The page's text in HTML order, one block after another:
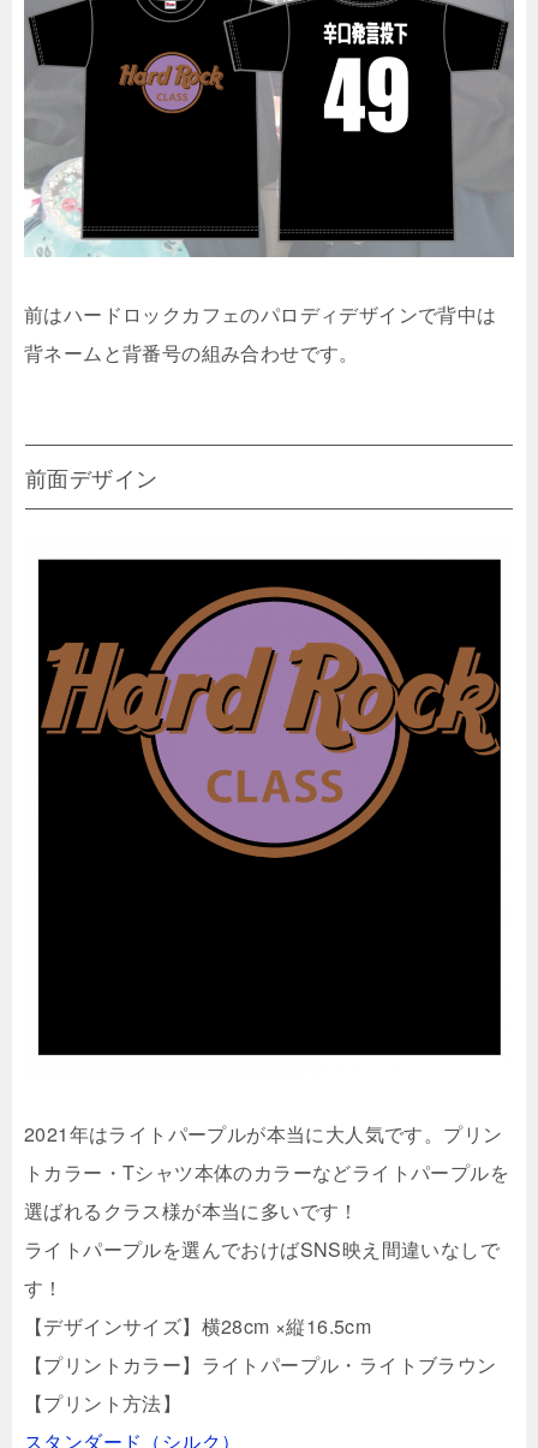
前はハードロックカフェのパロディデザインで背中は
背ネームと背番号の組み合わせです。
前面デザイン
2021年はライトパープルが本当に大人気です。プリン
トカラー・Tシャツ本体のカラーなどライトパープルを
選ばれるクラス様が本当に多いです！
ライトパープルを選んでおけばSNS映え間違いなしで
す！
【デザインサイズ】横28cm ×縦16.5cm
【プリントカラー】ライトパープル・ライトブラウン
【プリント方法】
スタンダード（シルク）